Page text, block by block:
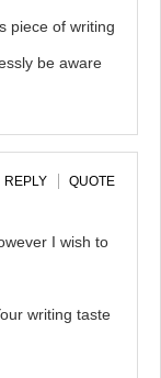
piece of writing
be aware
REPLY QUOTE
I wish to
writing taste